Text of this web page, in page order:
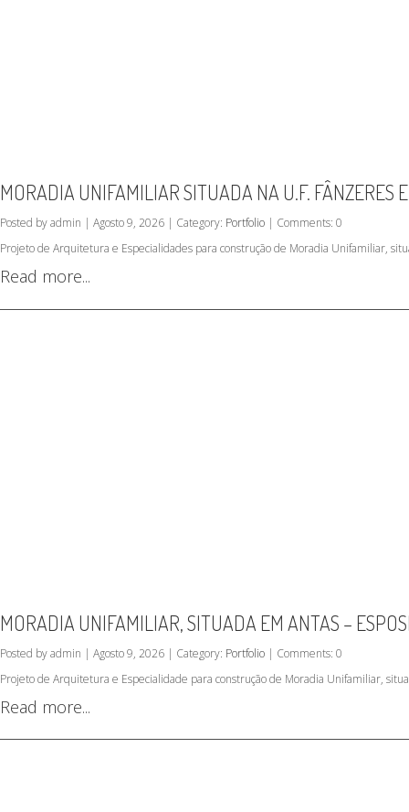
MORADIA UNIFAMILIAR SITUADA NA U.F. FÂNZERES
Posted by admin | Agosto 9, 2026 | Category: Portfolio | Comments: 0
Projeto de Arquitetura e Especialidades para construção de Moradia Unifamiliar,
Read more...
MORADIA UNIFAMILIAR, SITUADA EM ANTAS –
Posted by admin | Agosto 9, 2026 | Category: Portfolio | Comments: 0
Projeto de Arquitetura e Especialidade para construção de Moradia Unifamiliar,
Read more...